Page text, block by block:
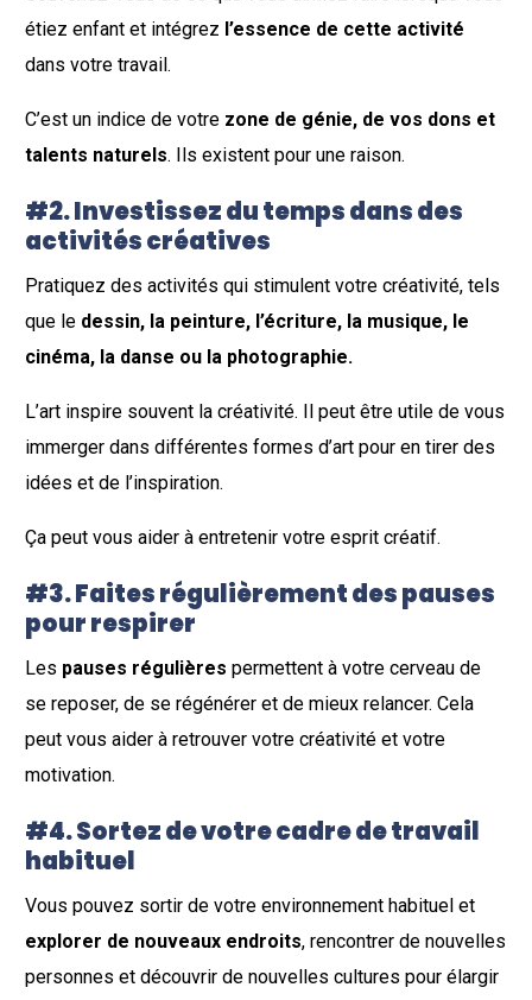
étiez enfant et intégrez l’essence de cette activité
dans votre travail.
C’est un indice de votre zone de génie, de vos dons et
talents naturels. Ils existent pour une raison.
#2. Investissez du temps dans des
activités créatives
Pratiquez des activités qui stimulent votre créativité, tels
que le dessin, la peinture, l’écriture, la musique, le
cinéma, la danse ou la photographie.
L’art inspire souvent la créativité. Il peut être utile de vous
immerger dans différentes formes d’art pour en tirer des
idées et de l’inspiration.
Ça peut vous aider à entretenir votre esprit créatif.
#3. Faites régulièrement des pauses
pour respirer
Les pauses régulières permettent à votre cerveau de
se reposer, de se régénérer et de mieux relancer. Cela
peut vous aider à retrouver votre créativité et votre
motivation.
#4. Sortez de votre cadre de travail
habituel
Vous pouvez sortir de votre environnement habituel et
explorer de nouveaux endroits, rencontrer de nouvelles
personnes et découvrir de nouvelles cultures pour élargir